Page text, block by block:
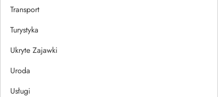
Transport
Turystyka
Ukryte Zajawki
Uroda
Usługi